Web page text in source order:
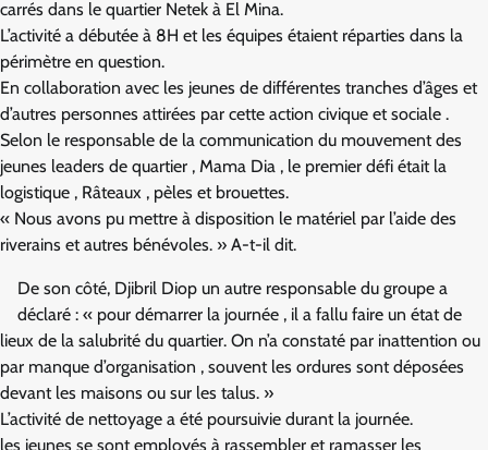
carrés dans le quartier Netek à El Mina.
L’activité a débutée à 8H et les équipes étaient réparties dans la
périmètre en question.
En collaboration avec les jeunes de différentes tranches d’âges et
d’autres personnes attirées par cette action civique et sociale .
Selon le responsable de la communication du mouvement des
jeunes leaders de quartier , Mama Dia , le premier défi était la
logistique , Râteaux , pèles et brouettes.
« Nous avons pu mettre à disposition le matériel par l’aide des
riverains et autres bénévoles. » A-t-il dit.
De son côté, Djibril Diop un autre responsable du groupe a
déclaré : « pour démarrer la journée , il a fallu faire un état de
lieux de la salubrité du quartier. On n’a constaté par inattention ou
par manque d’organisation , souvent les ordures sont déposées
devant les maisons ou sur les talus. »
L’activité de nettoyage a été poursuivie durant la journée.
les jeunes se sont employés à rassembler et ramasser les